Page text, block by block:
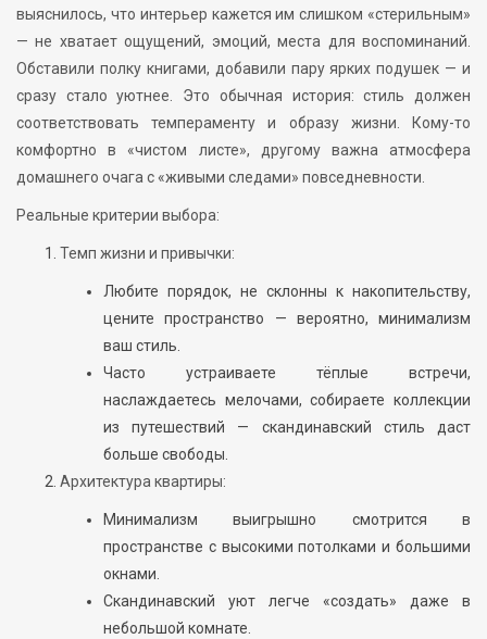
выяснилось, что интерьер кажется им слишком «стерильным»
— не хватает ощущений, эмоций, места для воспоминаний.
Обставили полку книгами, добавили пару ярких подушек — и
сразу стало уютнее. Это обычная история: стиль должен
соответствовать темпераменту и образу жизни. Кому-то
комфортно в «чистом листе», другому важна атмосфера
домашнего очага с «живыми следами» повседневности.
Реальные критерии выбора:
Темп жизни и привычки:
Любите порядок, не склонны к накопительству,
цените пространство — вероятно, минимализм
ваш стиль.
Часто устраиваете тёплые встречи,
наслаждаетесь мелочами, собираете коллекции
из путешествий — скандинавский стиль даст
больше свободы.
Архитектура квартиры:
Минимализм выигрышно смотрится в
пространстве с высокими потолками и большими
окнами.
Скандинавский уют легче «создать» даже в
небольшой комнате.